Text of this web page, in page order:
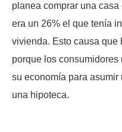
planea comprar una
era un 26% el que tenía
vivienda. Esto causa que
porque los
su economía para
una hipoteca.